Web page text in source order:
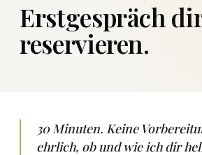
Erstgespräch
reservieren.
30 Minuten. Keine
ehrlich, ob und wie ich dir